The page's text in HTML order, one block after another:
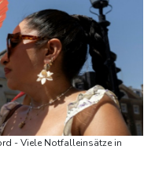
- Ankünfte am
russische Angriffe in
Sprung ins
bessere Familien-SUV
schon ausgeschieden
- Viele Notfalleinsätze in